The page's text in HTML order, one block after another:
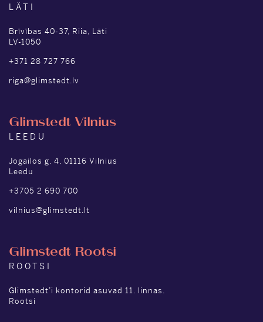
LÄTI
Brīvības 40-37, Riia, Läti
LV-1050
+371 28 727 766
riga@glimstedt.lv
Glimstedt Vilnius
LEEDU
Jogailos g. 4, 01116 Vilnius
Leedu
+3705 2 690 700
vilnius@glimstedt.lt
Glimstedt Rootsi
ROOTSI
Glimstedt’i kontorid asuvad 11. linnas.
Rootsi